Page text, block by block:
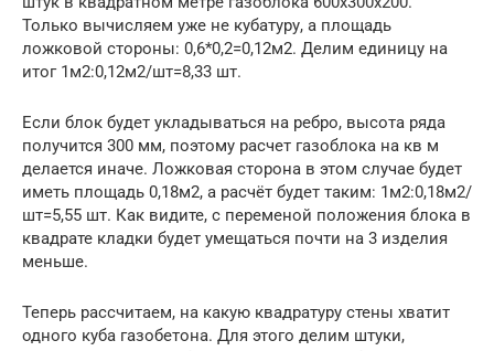
Только вычисляем уже не кубатуру, а площадь
ложковой стороны: 0,6*0,2=0,12м2. Делим единицу на
итог 1м2:0,12м2/шт=8,33 шт.
Если блок будет укладываться на ребро, высота ряда
получится 300 мм, поэтому расчет газоблока на кв м
делается иначе. Ложковая сторона в этом случае будет
иметь площадь 0,18м2, а расчёт будет таким: 1м2:0,18м2/
шт=5,55 шт. Как видите, с переменой положения блока в
квадрате кладки будет умещаться почти на 3 изделия
меньше.
Теперь рассчитаем, на какую квадратуру стены хватит
одного куба газобетона. Для этого делим штуки,